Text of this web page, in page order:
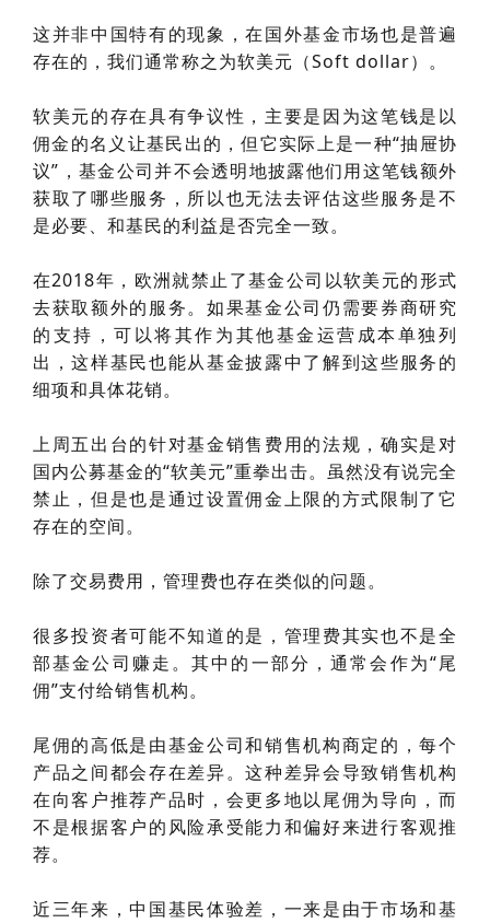
这并非中国特有的现象，在国外基金市场也是普遍
存在的，我们通常称之为软美元（Soft dollar）。
软美元的存在具有争议性，主要是因为这笔钱是以
佣金的名义让基民出的，但它实际上是一种“抽屉协
议”，基金公司并不会透明地披露他们用这笔钱额外
获取了哪些服务，所以也无法去评估这些服务是不
是必要、和基民的利益是否完全一致。
在2018年，欧洲就禁止了基金公司以软美元的形式
去获取额外的服务。如果基金公司仍需要券商研究
的支持，可以将其作为其他基金运营成本单独列
出，这样基民也能从基金披露中了解到这些服务的
细项和具体花销。
上周五出台的针对基金销售费用的法规，确实是对
国内公募基金的“软美元”重拳出击。虽然没有说完全
禁止，但是也是通过设置佣金上限的方式限制了它
存在的空间。
除了交易费用，管理费也存在类似的问题。
很多投资者可能不知道的是，管理费其实也不是全
部基金公司赚走。其中的一部分，通常会作为“尾
佣”支付给销售机构。
尾佣的高低是由基金公司和销售机构商定的，每个
产品之间都会存在差异。这种差异会导致销售机构
在向客户推荐产品时，会更多地以尾佣为导向，而
不是根据客户的风险承受能力和偏好来进行客观推
荐。
近三年来，中国基民体验差，一来是由于市场和基